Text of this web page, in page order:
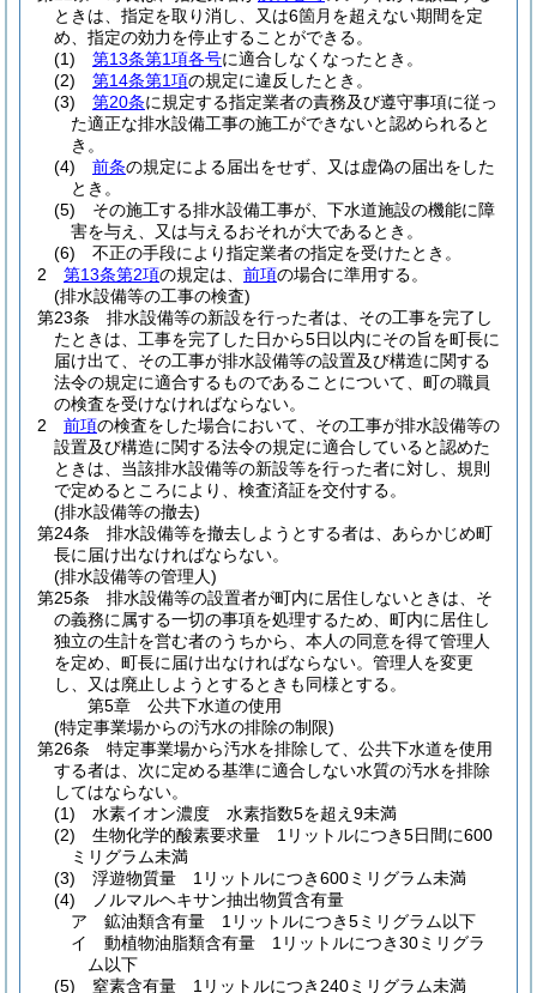
ときは、指定を取り消し、又は6箇月を超えない期間を定
め、指定の効力を停止することができる。
(1)
第13条第1項各号に適合しなくなったとき。
(2)
第14条第1項の規定に違反したとき。
(3)
第20条に規定する指定業者の責務及び遵守事項に従っ
た適正な排水設備工事の施工ができないと認められると
き。
(4)
前条の規定による届出をせず、又は虚偽の届出をした
とき。
(5)
その施工する排水設備工事が、下水道施設の機能に障
害を与え、又は与えるおそれが大であるとき。
(6)
不正の手段により指定業者の指定を受けたとき。
2
第13条第2項の規定は、 前項の場合に準用する。
(排水設備等の工事の検査)
第23条
排水設備等の新設を行った者は、その工事を完了し
たときは、工事を完了した日から5日以内にその旨を町長に
届け出て、その工事が排水設備等の設置及び構造に関する
法令の規定に適合するものであることについて、町の職員
の検査を受けなければならない。
2
前項の検査をした場合において、その工事が排水設備等の
設置及び構造に関する法令の規定に適合していると認めた
ときは、当該排水設備等の新設等を行った者に対し、規則
で定めるところにより、検査済証を交付する。
(排水設備等の撤去)
第24条
排水設備等を撤去しようとする者は、あらかじめ町
長に届け出なければならない。
(排水設備等の管理人)
第25条
排水設備等の設置者が町内に居住しないときは、そ
の義務に属する一切の事項を処理するため、町内に居住し
独立の生計を営む者のうちから、本人の同意を得て管理人
を定め、町長に届け出なければならない。 管理人を変更
し、又は廃止しようとするときも同様とする。
第5章
公共下水道の使用
(特定事業場からの汚水の排除の制限)
第26条
特定事業場から汚水を排除して、公共下水道を使用
する者は、次に定める基準に適合しない水質の汚水を排除
してはならない。
(1)
水素イオン濃度 水素指数5を超え9未満
(2)
生物化学的酸素要求量 1リットルにつき5日間に600
ミリグラム未満
(3)
浮遊物質量 1リットルにつき600ミリグラム未満
(4)
ノルマルヘキサン抽出物質含有量
ア
鉱油類含有量 1リットルにつき5ミリグラム以下
イ
動植物油脂類含有量 1リットルにつき30ミリグラ
ム以下
(5)
窒素含有量 1リットルにつき240ミリグラム未満